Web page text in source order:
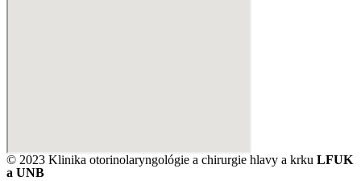
© 2023 Klinika otorinolaryngológie a chirurgie hlavy a krku LFUK
a UNB